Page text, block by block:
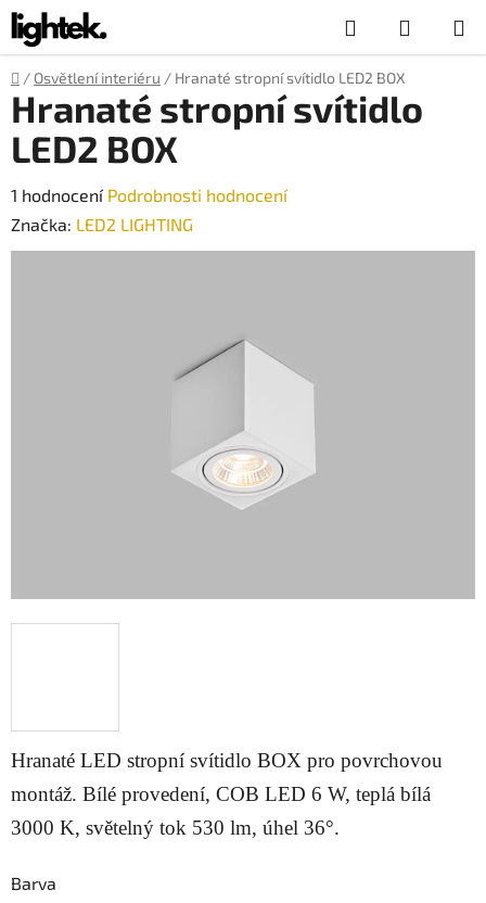
Přejít
na
obsah
Hledat
KOŠÍK
Domů
/ Osvětlení interiéru / Hranaté stropní svítidlo LED2 BOX
Hranaté LED stropní svítidlo BOX pro povrchovou
montáž. Bílé provedení, COB LED 6 W, teplá bílá
3000 K, světelný tok 530 lm, úhel 36°.
Barva
Hranaté stropní svítidlo
LED2 BOX
Průměrné
hodnocení
produktu
1 hodnocení Podrobnosti hodnocení
Značka: LED2 LIGHTING